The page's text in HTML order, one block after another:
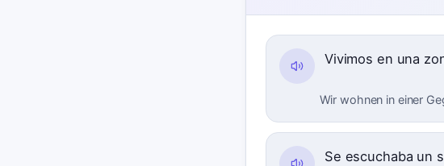
Vivimos en una
Wir wohnen in einer
Se escuchaba un